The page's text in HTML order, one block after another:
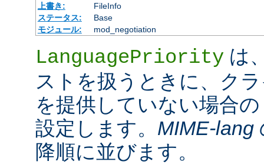
上書き:
FileInfo
ステータス:
Base
モジュール:
mod_negotiation
LanguagePriority は
ストを扱うときに、ク
を提供していない場合
設定します。 MIME-lang
降順に並びます。